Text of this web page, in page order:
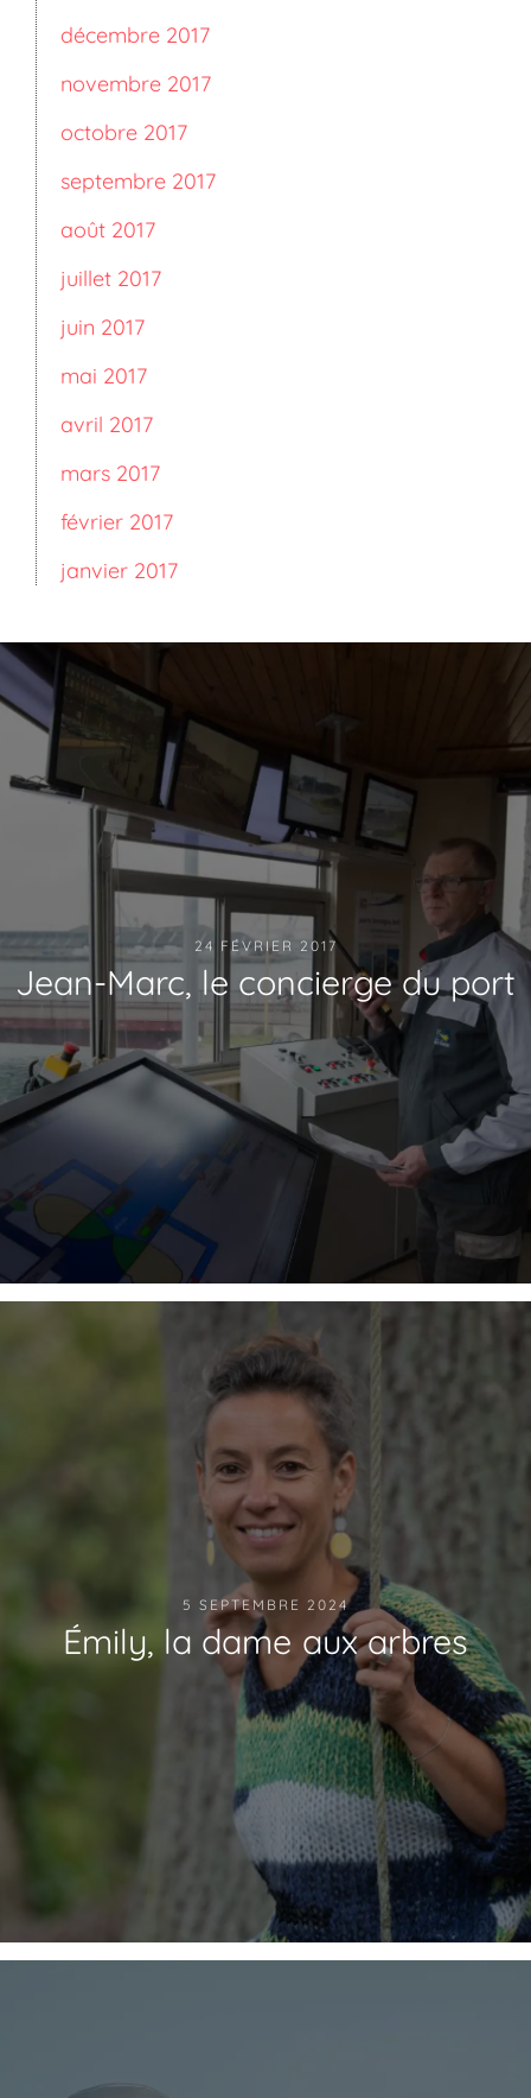
décembre 2017
novembre 2017
octobre 2017
septembre 2017
août 2017
juillet 2017
juin 2017
mai 2017
avril 2017
mars 2017
février 2017
janvier 2017
24 FÉVRIER 2017
Jean-Marc, le concierge du port
5 SEPTEMBRE 2024
Émily, la dame aux arbres